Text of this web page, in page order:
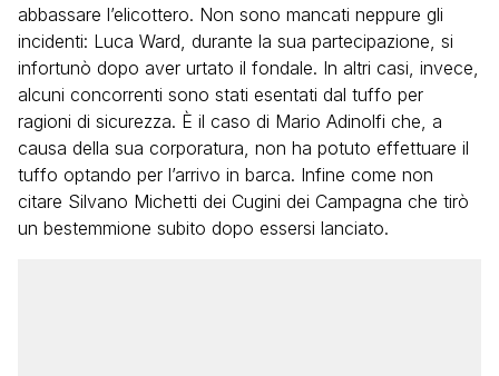
abbassare l’elicottero. Non sono mancati neppure gli
incidenti: Luca Ward, durante la sua partecipazione, si
infortunò dopo aver urtato il fondale. In altri casi, invece,
alcuni concorrenti sono stati esentati dal tuffo per
ragioni di sicurezza. È il caso di Mario Adinolfi che, a
causa della sua corporatura, non ha potuto effettuare il
tuffo optando per l’arrivo in barca. Infine come non
citare Silvano Michetti dei Cugini dei Campagna che tirò
un bestemmione subito dopo essersi lanciato.